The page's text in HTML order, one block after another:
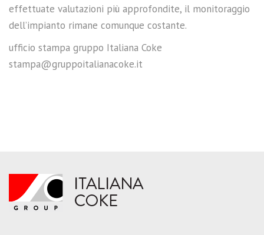
effettuate valutazioni più approfondite, il monitoraggio
dell’impianto rimane comunque costante.
ufficio stampa gruppo Italiana Coke
stampa@gruppoitalianacoke.it